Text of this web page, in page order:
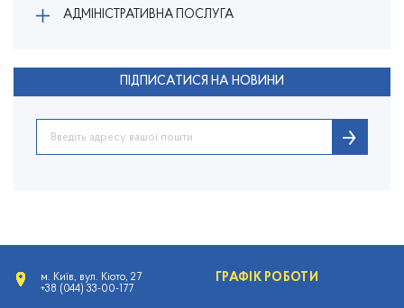
АДМІНІСТРАТИВНА ПОСЛУГА
ПІДПИСАТИСЯ НА НОВИНИ
м. Київ, вул. Кіото, 27
+38 (044) 33-00-177
ГРАФІК РОБОТИ